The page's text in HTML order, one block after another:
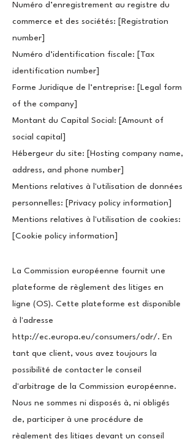
Numéro d’enregistrement au registre du
commerce et des sociétés: [Registration
number]
Numéro d’identification fiscale: [Tax
identification number]
Forme Juridique de l’entreprise: [Legal form
of the company]
Montant du Capital Social: [Amount of
social capital]
Hébergeur du site: [Hosting company name,
address, and phone number]
Mentions relatives à l'utilisation de données
personnelles: [Privacy policy information]
Mentions relatives à l'utilisation de cookies:
[Cookie policy information]
La Commission européenne fournit une
plateforme de règlement des litiges en
ligne (OS). Cette plateforme est disponible
à l'adresse
http://ec.europa.eu/consumers/odr/. En
tant que client, vous avez toujours la
possibilité de contacter le conseil
d'arbitrage de la Commission européenne.
Nous ne sommes ni disposés à, ni obligés
de, participer à une procédure de
règlement des litiges devant un conseil